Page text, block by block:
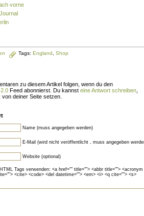
vorne
Tags: England, Shop
zu diesem Artikel folgen, wenn du den
2.0 Feed abonnierst. Du kannst eine Antwort schreiben
von deiner Seite setzen.
Name (muss angegeben werden)
E-Mail (wird nicht veröffentlicht , muss angegeben
Website (optional)
Tags verwenden: <a href="" title=""> <abbr title=""> <acronym
<cite> <code> <del datetime=""> <em> <i> <q cite=""> <s>